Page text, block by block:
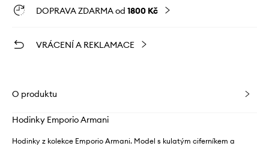
DOPRAVA ZDARMA od 1800 Kč
VRÁCENÍ A REKLAMACE
O produktu
Hodinky Emporio Armani
Hodinky z kolekce Emporio Armani. Model s kulatým ciferníkem a